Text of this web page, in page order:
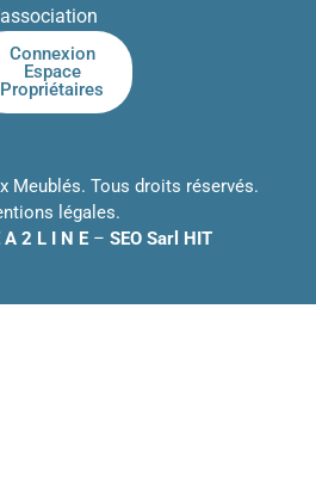
Connexion
Espace
Propriétaires
Meublés. Tous droits réservés.
légales.
A 2 L I N E – SEO Sarl HIT